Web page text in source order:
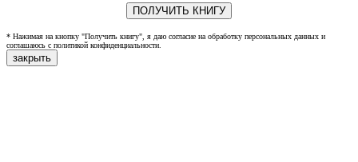
* Нажимая на кнопку "Получить книгу", я даю согласие на обработку персональных данных и
соглашаюсь с политикой конфиденциальности.
закрыть